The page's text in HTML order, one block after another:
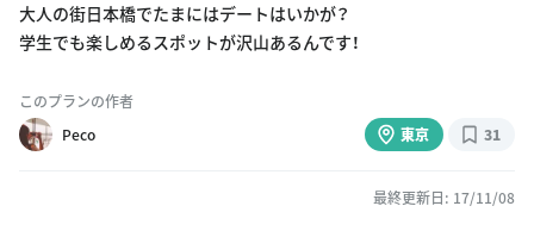
大人の街日本橋でたまにはデートはいかが？
学生でも楽しめるスポットが沢山あるんです！
このプランの作者
Peco
東京 31
最終更新日: 17/11/08